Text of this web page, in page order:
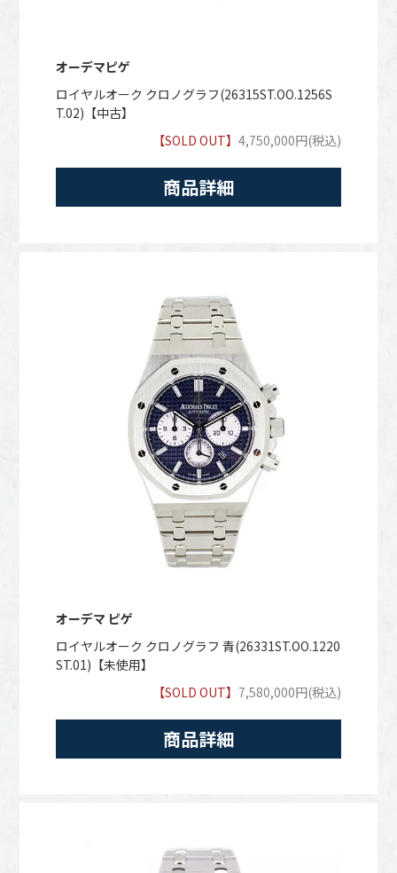
オーデマピゲ
ロイヤルオーク クロノグラフ(26315ST.OO.1256S
T.02)【中古】
【SOLD OUT】4,750,000円(税込)
商品詳細
オーデマ ピゲ
ロイヤルオーク クロノグラフ 青(26331ST.OO.1220
ST.01)【未使用】
【SOLD OUT】 7,580,000円(税込)
商品詳細